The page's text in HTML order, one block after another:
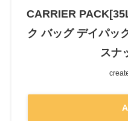
CARRIER
ク バッグ デイパッ
スナ